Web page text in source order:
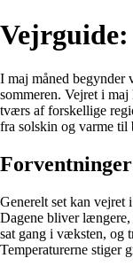
I maj måned begynder
sommeren. Vejret i
tværs af forskellige
fra solskin og varme til
Generelt set kan
Dagene bliver
sat gang i væksten, og
Temperaturerne stiger